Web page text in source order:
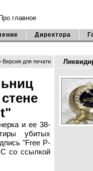
Про главное
Директора
Версия для печати
и ее 38-
убитых
"Free P-
со ссылкой